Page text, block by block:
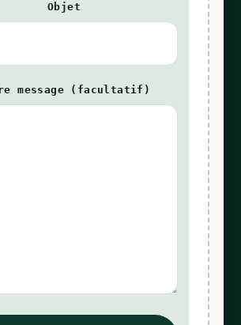
Objet
message (facultatif)